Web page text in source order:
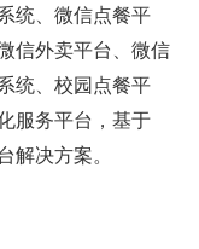
统、微信点餐平
信外卖平台、微信
统、校园点餐平
服务平台，基于
解决方案。